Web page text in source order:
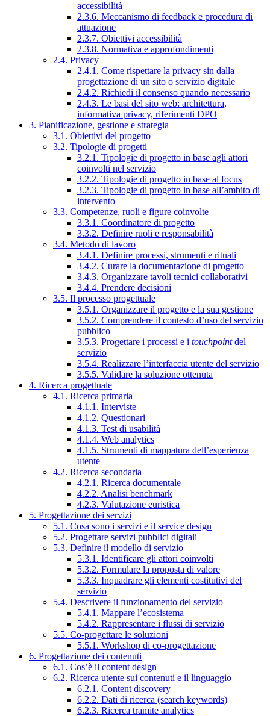
accessibilità
2.3.6. Meccanismo di feedback e procedura di
attuazione
2.3.7. Obiettivi accessibilità
2.3.8. Normativa e approfondimenti
2.4. Privacy
2.4.1. Come rispettare la privacy sin dalla
progettazione di un sito o servizio digitale
2.4.2. Richiedi il consenso quando necessario
2.4.3. Le basi del sito web: architettura,
informativa privacy, riferimenti DPO
3. Pianificazione, gestione e strategia
3.1. Obiettivi del progetto
3.2. Tipologie di progetti
3.2.1. Tipologie di progetto in base agli attori
coinvolti nel servizio
3.2.2. Tipologie di progetto in base al focus
3.2.3. Tipologie di progetto in base all’ambito di
intervento
3.3. Competenze, ruoli e figure coinvolte
3.3.1. Coordinatore di progetto
3.3.2. Definire ruoli e responsabilità
3.4. Metodo di lavoro
3.4.1. Definire processi, strumenti e rituali
3.4.2. Curare la documentazione di progetto
3.4.3. Organizzare tavoli tecnici collaborativi
3.4.4. Prendere decisioni
3.5. Il processo progettuale
3.5.1. Organizzare il progetto e la sua gestione
3.5.2. Comprendere il contesto d’uso del servizio
pubblico
3.5.3. Progettare i processi e i touchpointdel
servizio
3.5.4. Realizzare l’interfaccia utente del servizio
3.5.5. Validare la soluzione ottenuta
4. Ricerca progettuale
4.1. Ricerca primaria
4.1.1. Interviste
4.1.2. Questionari
4.1.3. Test di usabilità
4.1.4. Web analytics
4.1.5. Strumenti di mappatura dell’esperienza
utente
4.2. Ricerca secondaria
4.2.1. Ricerca documentale
4.2.2. Analisi benchmark
4.2.3. Valutazione euristica
5. Progettazione dei servizi
5.1. Cosa sono i servizi e il service design
5.2. Progettare servizi pubblici digitali
5.3. Definire il modello di servizio
5.3.1. Identificare gli attori coinvolti
5.3.2. Formulare la proposta di valore
5.3.3. Inquadrare gli elementi costitutivi del
servizio
5.4. Descrivere il funzionamento del servizio
5.4.1. Mappare l’ecosistema
5.4.2. Rappresentare i flussi di servizio
5.5. Co-progettare le soluzioni
5.5.1. Workshop di co-progettazione
6. Progettazione dei contenuti
6.1. Cos’è il content design
6.2. Ricerca utente sui contenuti e il linguaggio
6.2.1. Content discovery
6.2.2. Dati di ricerca (search keywords)
6.2.3. Ricerca tramite analytics